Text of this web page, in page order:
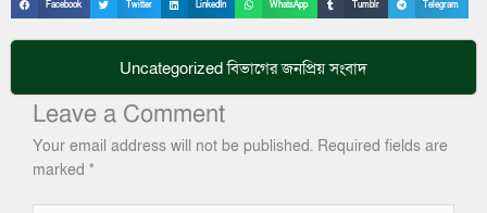
Facebook Twitter LinkedIn WhatsApp Tumblr Telegram
Uncategorizedবিভাগের জনপ্রিয় সংবাদ
Leave a Comment
Your email address will not be published. Required fields are
marked *